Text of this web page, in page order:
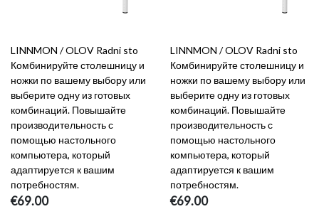
LINNMON / OLOV Radni sto
Комбинируйте столешницу и
ножки по вашему выбору или
выберите одну из готовых
комбинаций. Повышайте
производительность с
помощью настольного
компьютера, который
адаптируется к вашим
потребностям.
€69.00
LINNMON / OLOV Radni sto
Комбинируйте столешницу и
ножки по вашему выбору или
выберите одну из готовых
комбинаций. Повышайте
производительность с
помощью настольного
компьютера, который
адаптируется к вашим
потребностям.
€69.00